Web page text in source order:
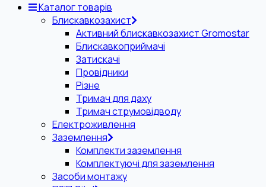
Каталог товарів
Блискавкозахист
Активний блискавкозахист Gromostar
Блискавкоприймачі
Затискачі
Провідники
Різне
Тримач для даху
Тримач струмовідводу
Електроживлення
Заземлення
Комплекти заземлення
Комплектуючі для заземлення
Засоби монтажу